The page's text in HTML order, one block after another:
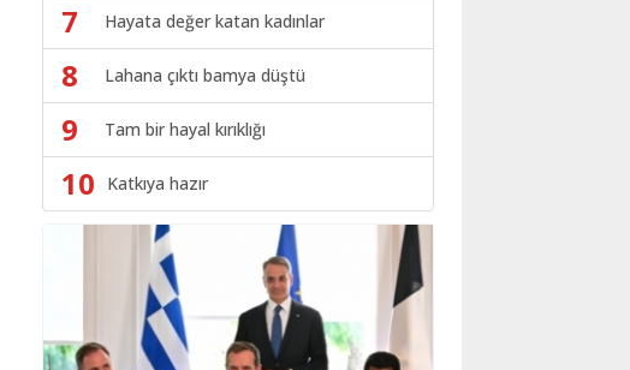
7 Hayata değer katan kadınlar
8 Lahana çıktı bamya düştü
9 Tam bir hayal kırıklığı
10 Katkıya hazır